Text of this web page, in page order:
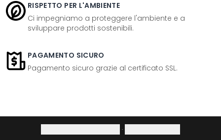
RISPETTO PER L'AMBIENTE
Ci impegniamo a proteggere l'ambiente e a
sviluppare prodotti sostenibili.
PAGAMENTO SICURO
Pagamento sicuro grazie al certificato SSL.
·